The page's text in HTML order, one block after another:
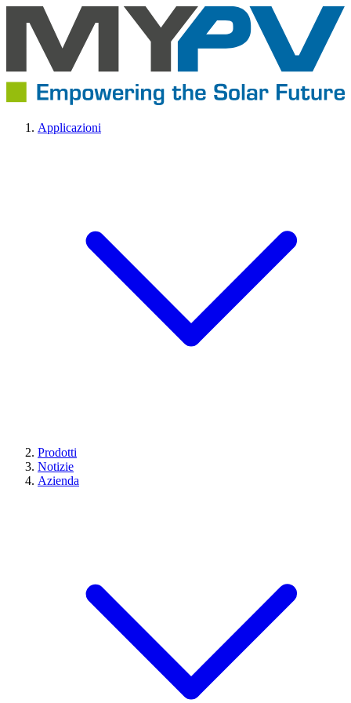
Applicazioni
Prodotti
Notizie
Azienda